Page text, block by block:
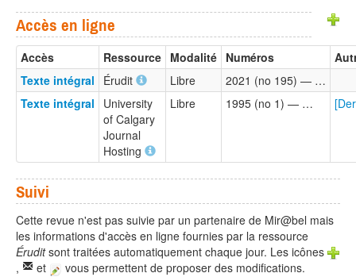
Accès en ligne
Accès Ressource Modalité Numéros
Texte intégral
Érudit Libre
2021 (no 195) — …
Texte intégral
University
of Calgary
Journal
Hosting
Libre 1995 (no 1) — …
Suivi
Cette revue n'est pas suivie par un partenaire de Mir@bel mais
les informations d'accès en ligne fournies par la ressource
Éruditsont traitées automatiquement chaque jour. Les icônes
,
et vous permettent de proposer des modifications.